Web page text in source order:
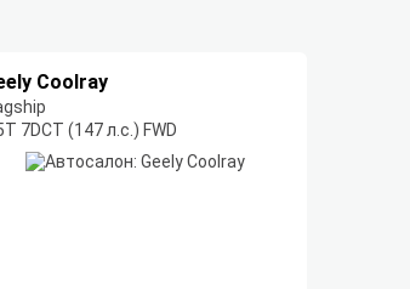
Coolray
7DCT (147 л.с.) FWD